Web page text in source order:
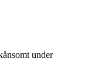
under